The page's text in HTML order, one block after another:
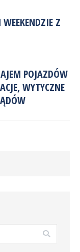
Z
POJAZDÓW
WYTYCZNE